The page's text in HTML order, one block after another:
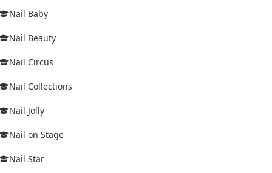
Nail Baby
Nail Beauty
Nail Circus
Nail Collections
Nail Jolly
Nail on Stage
Nail Star